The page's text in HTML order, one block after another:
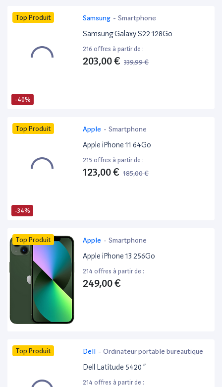
-40%
Top Produit Samsung - Smartphone
Samsung Galaxy S22 128Go
216 offres à partir de :
203,00 € 339,99 €
-34%
Top Produit Apple - Smartphone
Apple iPhone 11 64Go
215 offres à partir de :
123,00 € 185,00 €
Top Produit Apple - Smartphone
Apple iPhone 13 256Go
214 offres à partir de :
249,00 €
Top Produit Dell - Ordinateur portable bureautique
Dell Latitude 5420 ”
214 offres à partir de :